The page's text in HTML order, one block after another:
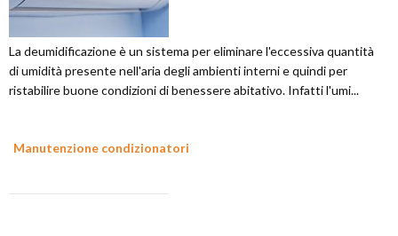
La deumidificazione è un sistema per eliminare l'eccessiva quantità
di umidità presente nell'aria degli ambienti interni e quindi per
ristabilire buone condizioni di benessere abitativo. Infatti l'umi...
Manutenzione condizionatori